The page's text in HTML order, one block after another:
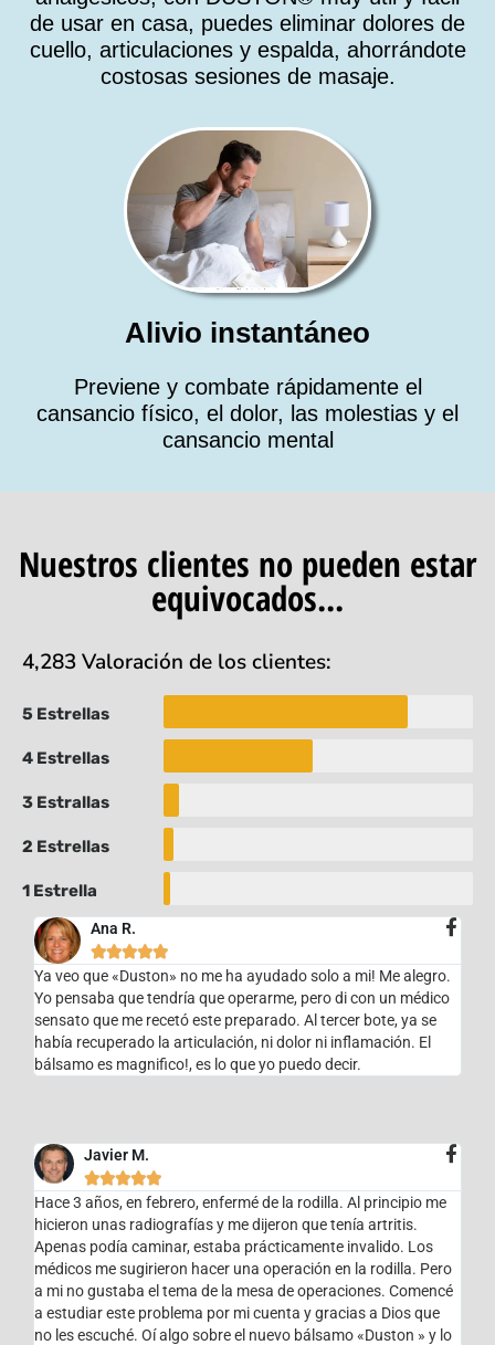
de usar en casa, puedes eliminar dolores de
cuello, articulaciones y espalda, ahorrándote
costosas sesiones de masaje.
Alivio instantáneo
Previene y combate rápidamente el
cansancio físico, el dolor, las molestias y el
cansancio mental
Nuestros clientes no pueden estar
equivocados...
4,283 Valoración de los clientes:
5 Estrellas
4 Estrellas
3 Estrallas
2 Estrellas
1 Estrella
Ana R.

Ya veo que «Duston» no me ha ayudado solo a mi! Me alegro.
Yo pensaba que tendría que operarme, pero di con un médico
sensato que me recetó este preparado. Al tercer bote, ya se
había recuperado la articulación, ni dolor ni inflamación. El
bálsamo es magnifico!, es lo que yo puedo decir.
Javier M.

Hace 3 años, en febrero, enfermé de la rodilla. Al principio me
hicieron unas radiografías y me dijeron que tenía artritis.
Apenas podía caminar, estaba prácticamente invalido. Los
médicos me sugirieron hacer una operación en la rodilla. Pero
a mi no gustaba el tema de la mesa de operaciones. Comencé
a estudiar este problema por mi cuenta y gracias a Dios que
no les escuché. Oí algo sobre el nuevo bálsamo «Duston » y lo